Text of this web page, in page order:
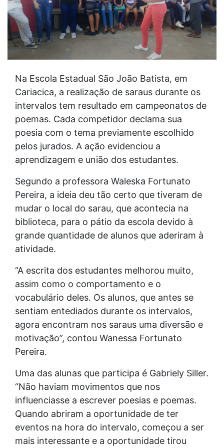
Na Escola Estadual São João Batista, em
Cariacica, a realização de saraus durante os
intervalos tem resultado em campeonatos de
poemas. Cada competidor declama sua
poesia com o tema previamente escolhido
pelos jurados. A ação evidenciou a
aprendizagem e união dos estudantes.
Segundo a professora Waleska Fortunato
Pereira, a ideia deu tão certo que tiveram de
mudar o local do sarau, que acontecia na
biblioteca, para o pátio da escola devido à
grande quantidade de alunos que aderiram à
atividade.
“A escrita dos estudantes melhorou muito,
assim como o comportamento e o
vocabulário deles. Os alunos, que antes se
sentiam entediados durante os intervalos,
agora encontram nos saraus uma diversão e
motivação”, contou Wanessa Fortunato
Pereira.
Uma das alunas que participa é Gabriely Siller.
“Não haviam movimentos que nos
influenciasse a escrever poesias e poemas.
Quando abriram a oportunidade de ter
eventos na hora do intervalo, começou a ser
mais interessante e a oportunidade tirou